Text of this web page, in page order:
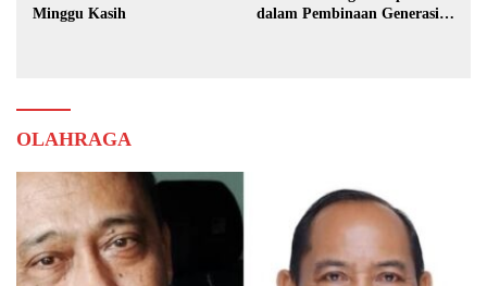
Minggu Kasih
dalam Pembinaan Generasi
OLAHRAGA